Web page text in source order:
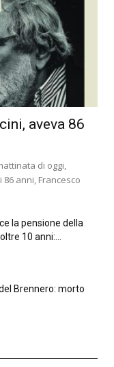
aveva 86
di oggi,
86 anni, Francesco
la pensione della
10 anni:...
Brennero: morto